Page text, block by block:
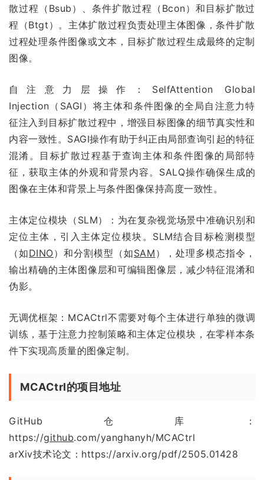
散过程（Bsub）、条件扩散过程（Bcon）和目标扩散过
程（Btgt）。主体扩散过程负责处理主体图像，条件扩散
过程处理条件图像或文本，目标扩散过程生成最终的定制
图像。
自注意力层操作：SelfAttention Global
Injection（SAGI）将主体和条件图像的全局自注意力特
征注入到目标扩散过程中，增强目标图像的细节真实性和
内容一致性。SAGI操作有助于纠正由局部查询引起的特征
混淆。目标扩散过程基于查询主体和条件图像的局部特
征，获取主体的外观和背景内容。SALQ操作确保生成的
图像在主体和背景上与条件图像保持高度一致性。
主体定位模块（SLM）：为在复杂视觉场景中准确识别和
定位主体，引入主体定位模块。SLM结合目标检测模型
（如DINO）和分割模型（如SAM ），处理多模态指令，
输出精确的主体图像层和可编辑图像层，减少特征混淆和
伪影。
无调优框架：MCACtrl不需要对每个主体进行单独的微调
训练，基于注意力控制策略和主体定位模块，在零样本条
件下实现高质量的图像定制。
MCACtrl的项目地址
GitHub仓库：
https://github.com/yanghanyh/MCACtrl
arXiv技术论文：https://arxiv.org/pdf/2505.01428